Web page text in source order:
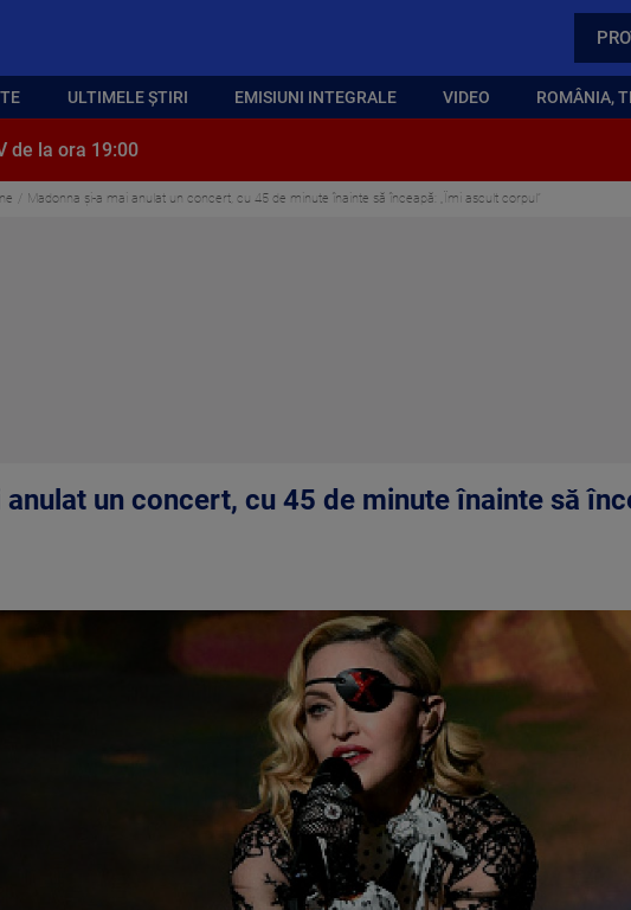
ULTIMELE ȘTIRI EMISIUNI INTEGRALE VIDEO ROMÂNIA,
de la ora 19:00
Madonna și-a mai anulat un concert, cu 45 de minute înainte să înceapă: „Îmi ascult corpul”
un concert, cu 45 de minute înainte să